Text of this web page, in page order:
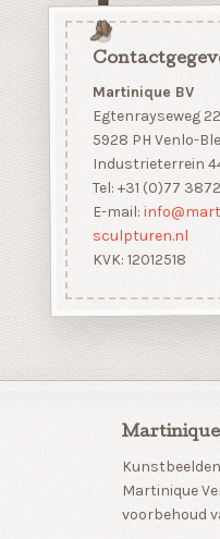
Martinique BV
Egtenrayseweg 22
5928 PH Venlo-
Industrieterrein
Tel: +31 (0)77
E-mail:
sculpturen.nl
KVK: 12012518
Martinique
voorbehoud